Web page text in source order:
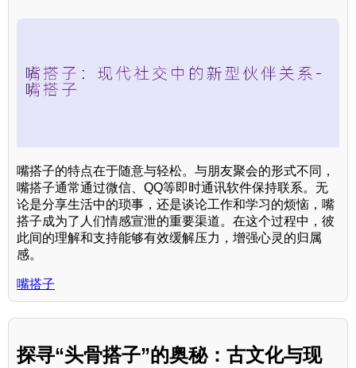
嘴搭子的特点在于随意与轻松。与朋友聚会的形式不同，
嘴搭子通常通过微信、QQ等即时通讯软件保持联系。无
论是分享生活中的琐事，还是谈论工作和学习的烦恼，嘴
搭子成为了人们情感宣泄的重要渠道。在这个过程中，彼
此间的理解和支持能够有效缓解压力，增强心灵的归属
感。
嘴搭子
探寻“头骨搭子”的奥秘：古文化与现